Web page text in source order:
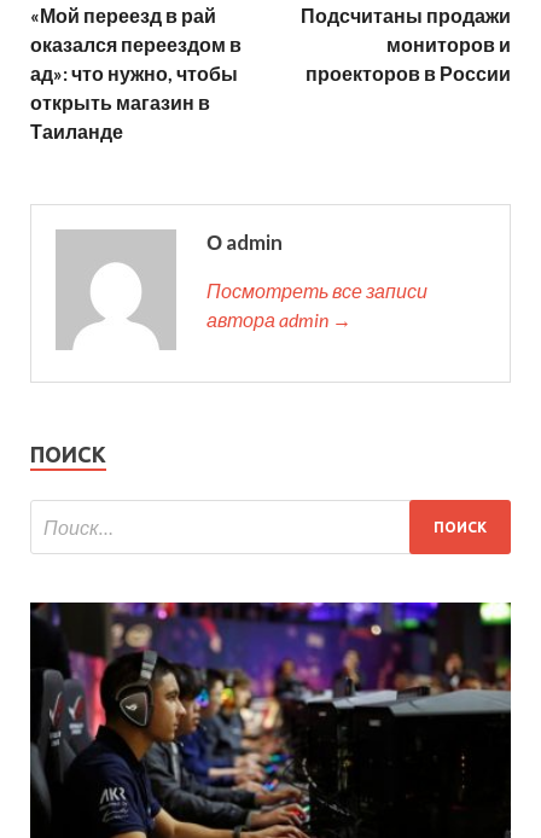
«Мой переезд в рай
оказался переездом в
ад»: что нужно, чтобы
открыть магазин в
Таиланде
Подсчитаны продажи
мониторов и
проекторов в России
О admin
Посмотреть все записи
автора admin →
ПОИСК